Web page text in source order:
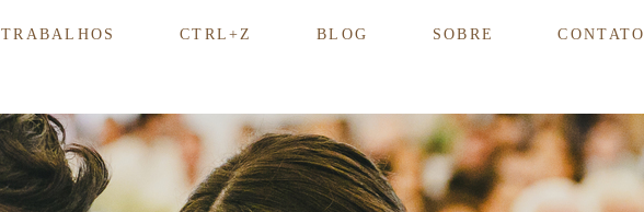
TRABALHOS CTRL+Z BLOG SOBRE CONTATO